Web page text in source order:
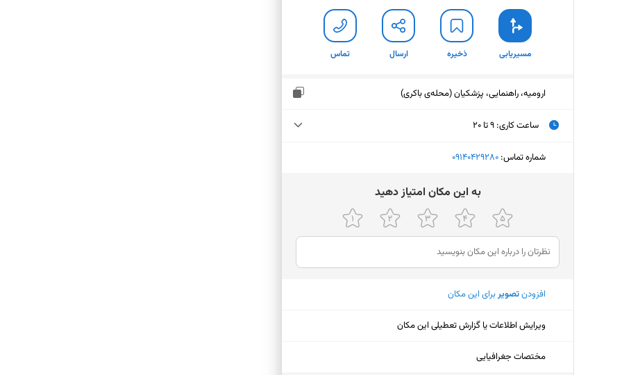
مسیریابی ذخیره ارسال تماس
ارومیه، راهنمایی، پزشکیان (محله‌ی باکری)
ساعت کاری: ۹ تا ۲۰
دوشنبه (امروز)
پنجشنبه
۹ تا ۲۰
جمعه
۹ تا ۱۴
شنبه
یکشنبه
شماره تماس: ‎09140429280
ﺑﻪ اﯾﻦ ﻣﮑﺎن اﻣﺘﯿﺎز دﻫﯿﺪ
افزودنتصویربرای این مکان
ویرایش اطلاعات یا گزارش تعطیلی این مکان
مختصات جغرافیایی